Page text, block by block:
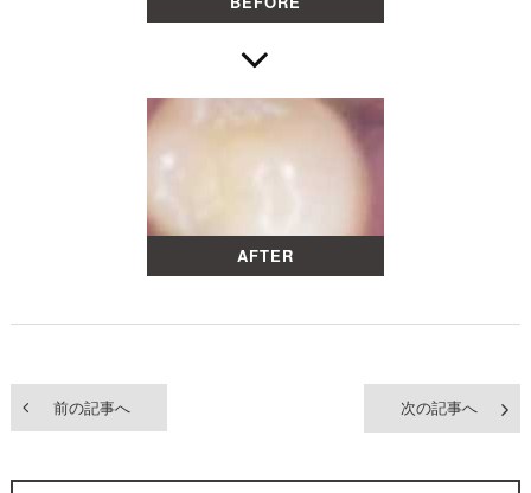
AFTER
前の記事へ 次の記事へ